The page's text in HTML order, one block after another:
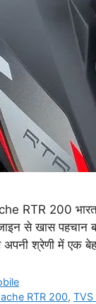
RTR 200 भारत
से खास पहचान
श्रेणी में एक
RTR 200,TVS